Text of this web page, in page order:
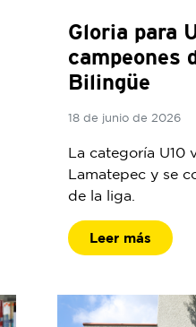
Gloria para
campeones
Bilingüe
18 de junio de 2026
La categoría U10
Lamatepec y se
de la liga.
Leer más